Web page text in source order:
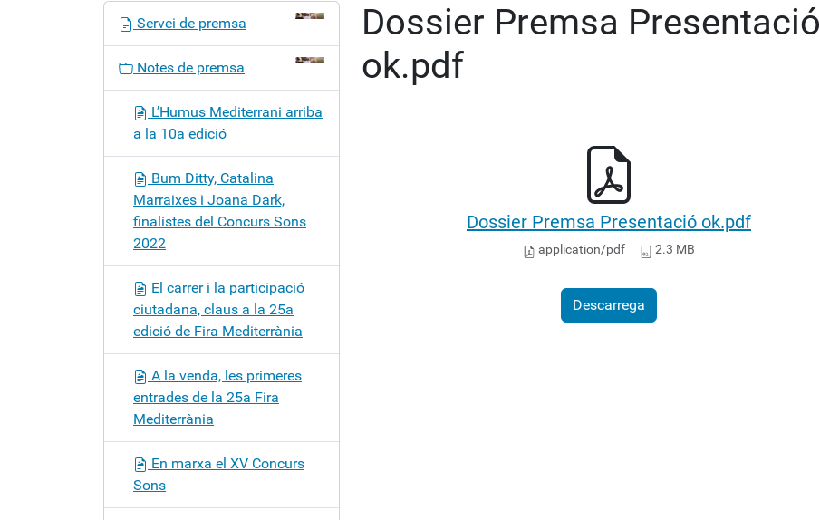
Dossier Premsa Presentació
ok.pdf
Dossier Premsa Presentació ok.pdf
application/pdf 2.3 MB
Descarrega
Servei de premsa
Notes de premsa
L’Humus Mediterrani arriba
a la 10a edició
Bum Ditty, Catalina
Marraixes i Joana Dark,
finalistes del Concurs Sons
2022
El carrer i la participació
ciutadana, claus a la 25a
edició de Fira Mediterrània
A la venda, les primeres
entrades de la 25a Fira
Mediterrània
En marxa el XV Concurs
Sons